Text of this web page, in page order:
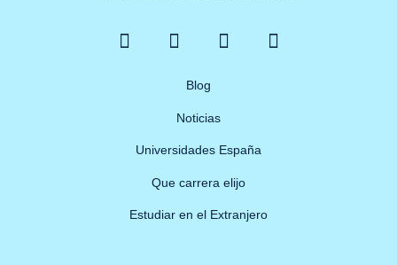
F
a
X
-
t
t
r
Y
o
e
I
n
Blog
Noticias
Universidades España
Que carrera elijo
Estudiar en el Extranjero